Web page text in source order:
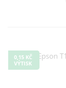
0,15 KČ
VÝTISK